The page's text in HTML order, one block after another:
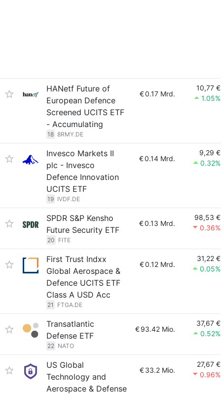
HANetf Future of
European Defence
Screened UCITS ETF
- Accumulating
18 8RMY.DE
€0.17 Mrd.
10,77 €
1.05%
Invesco Markets II
plc - Invesco
Defence Innovation
UCITS ETF
19 IVDF.DE
€0.14 Mrd.
9,29 €
0.32%
SPDR S&P Kensho
Future Security ETF
20 FITE
€0.13 Mrd.
98,53 €
0.36%
First Trust Indxx
Global Aerospace &
Defence UCITS ETF
Class A USD Acc
21 FTGA.DE
€0.12 Mrd.
31,22 €
0.05%
Transatlantic
Defense ETF
22 NATO
€93.42 Mio.
37,67 €
0.52%
US Global
Technology and
Aerospace & Defense
€33.2 Mio.
27,67 €
0.96%